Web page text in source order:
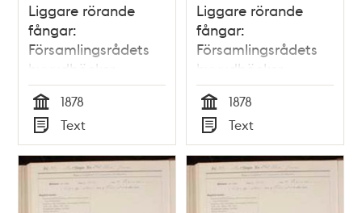
Liggare rörande
fångar:
Församlingsrådets
huvudböcker
(biografiböcker),
volym 10
Tid
1878
Typ
Text
Liggare rörande
fångar:
Församlingsrådets
huvudböcker
(biografiböcker),
volym 12
Tid
1878
Typ
Text